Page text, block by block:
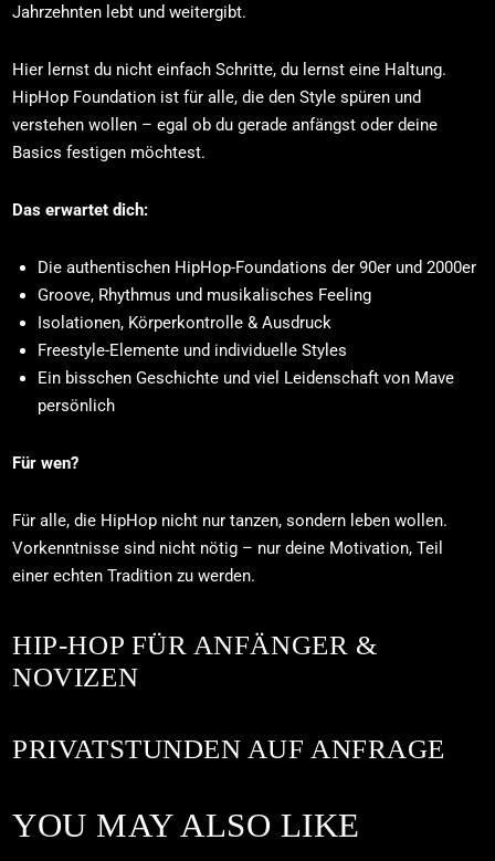
Jahrzehnten lebt und weitergibt.
Hier lernst du nicht einfach Schritte, du lernst eine Haltung.
HipHop Foundation ist für alle, die den Style spüren und
verstehen wollen – egal ob du gerade anfängst oder deine
Basics festigen möchtest.
Das erwartet dich:
Die authentischen HipHop-Foundations der 90er und 2000er
Groove, Rhythmus und musikalisches Feeling
Isolationen, Körperkontrolle & Ausdruck
Freestyle-Elemente und individuelle Styles
Ein bisschen Geschichte und viel Leidenschaft von Mave
persönlich
Für wen?
Für alle, die HipHop nicht nur tanzen, sondern leben wollen.
Vorkenntnisse sind nicht nötig – nur deine Motivation, Teil
einer echten Tradition zu werden.
HIP-HOP FÜR ANFÄNGER &
NOVIZEN
PRIVATSTUNDEN AUF ANFRAGE
YOU MAY ALSO LIKE